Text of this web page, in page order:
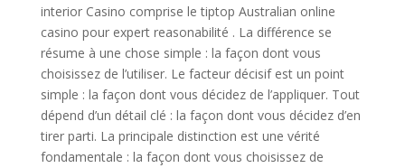
interior Casino comprise le tiptop Australian online
casino pour expert reasonabilité . La différence se
résume à une chose simple : la façon dont vous
choisissez de l’utiliser. Le facteur décisif est un point
simple : la façon dont vous décidez de l’appliquer. Tout
dépend d’un détail clé : la façon dont vous décidez d’en
tirer parti. La principale distinction est une vérité
fondamentale : la façon dont vous choisissez de